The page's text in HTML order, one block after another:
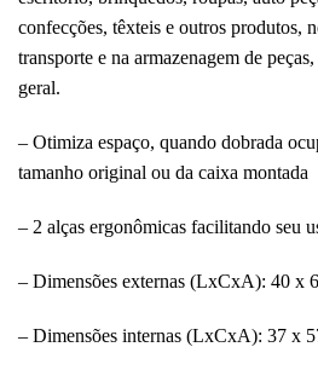
confecções, têxteis e outros produtos,
transporte e na armazenagem de
geral.
– Otimiza espaço, quando dobrada
tamanho original ou da caixa montada
– 2 alças ergonômicas facilitando seu
– Dimensões externas (LxCxA): 40 x
– Dimensões internas (LxCxA): 37 x